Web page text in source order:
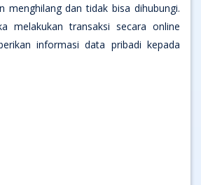
menghilang dan tidak bisa dihubungi.
melakukan transaksi secara online
informasi data pribadi kepada